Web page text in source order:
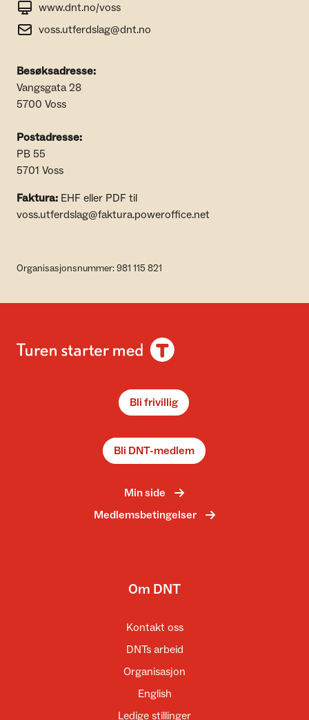
www.dnt.no/voss
voss.utferdslag@dnt.no
Besøksadresse:
Vangsgata 28
5700 Voss
Postadresse:
PB 55
5701 Voss
Faktura: EHF eller PDF til
voss.utferdslag@faktura.poweroffice.net
Organisasjonsnummer: 981 115 821
Bli frivillig
Bli DNT-medlem
Min side
Medlemsbetingelser
Om DNT
Kontakt oss
DNTs arbeid
Organisasjon
English
Ledige stillinger